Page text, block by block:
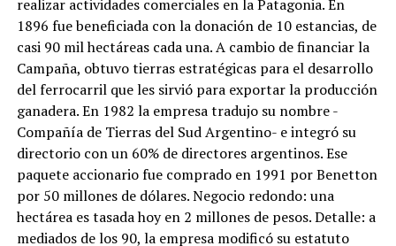
realizar actividades comerciales en la Patagonia. En
1896 fue beneficiada con la donación de 10 estancias, de
casi 90 mil hectáreas cada una. A cambio de financiar la
Campaña, obtuvo tierras estratégicas para el desarrollo
del ferrocarril que les sirvió para exportar la producción
ganadera. En 1982 la empresa tradujo su nombre -
Compañía de Tierras del Sud Argentino- e integró su
directorio con un 60% de directores argentinos. Ese
paquete accionario fue comprado en 1991 por Benetton
por 50 millones de dólares. Negocio redondo: una
hectárea es tasada hoy en 2 millones de pesos. Detalle: a
mediados de los 90, la empresa modificó su estatuto